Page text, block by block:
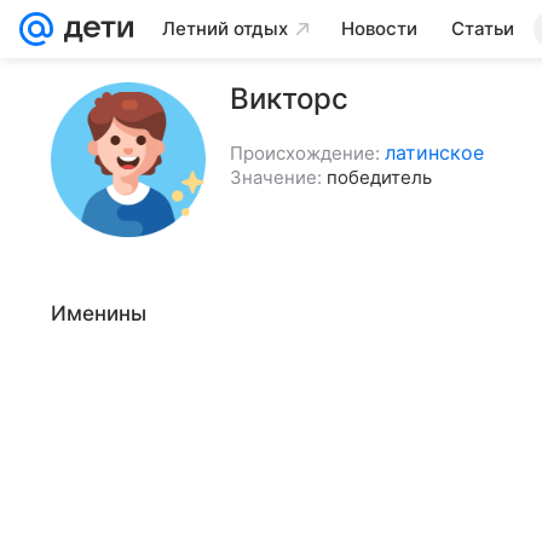
Летний отдых Новости Статьи
Викторс
Происхождение: латинское
Значение: победитель
Именины